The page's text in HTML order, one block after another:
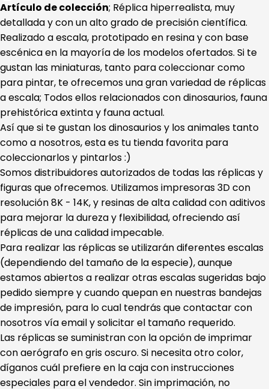
Artículo de colección; Réplica hiperrealista, muy
detallada y con un alto grado de precisión científica.
Realizado a escala, prototipado en resina y con base
escénica en la mayoría de los modelos ofertados. Si te
gustan las miniaturas, tanto para coleccionar como
para pintar, te ofrecemos una gran variedad de réplicas
a escala; Todos ellos relacionados con dinosaurios, fauna
prehistórica extinta y fauna actual.
Así que si te gustan los dinosaurios y los animales tanto
como a nosotros, esta es tu tienda favorita para
coleccionarlos y pintarlos :)
Somos distribuidores autorizados de todas las réplicas y
figuras que ofrecemos. Utilizamos impresoras 3D con
resolución 8K - 14K, y resinas de alta calidad con aditivos
para mejorar la dureza y flexibilidad, ofreciendo así
réplicas de una calidad impecable.
Para realizar las réplicas se utilizarán diferentes escalas
(dependiendo del tamaño de la especie), aunque
estamos abiertos a realizar otras escalas sugeridas bajo
pedido siempre y cuando quepan en nuestras bandejas
de impresión, para lo cual tendrás que contactar con
nosotros vía email y solicitar el tamaño requerido.
Las réplicas se suministran con la opción de imprimar
con aerógrafo en gris oscuro. Si necesita otro color,
díganos cuál prefiere en la caja con instrucciones
especiales para el vendedor. Sin imprimación, no